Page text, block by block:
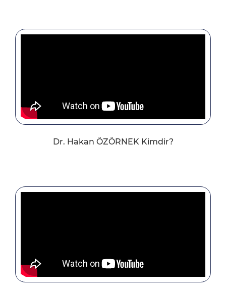
Dr. Hakan ÖZÖRNEK Kimdir?